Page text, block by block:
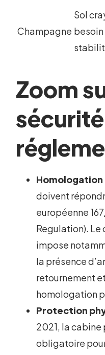
Champagne
Sol
besoin
Zoom
Homologation
doivent
européenne
Regulation).
impose
la présence
retournement
homologation
Protection
2021, la cabine
obligatoire